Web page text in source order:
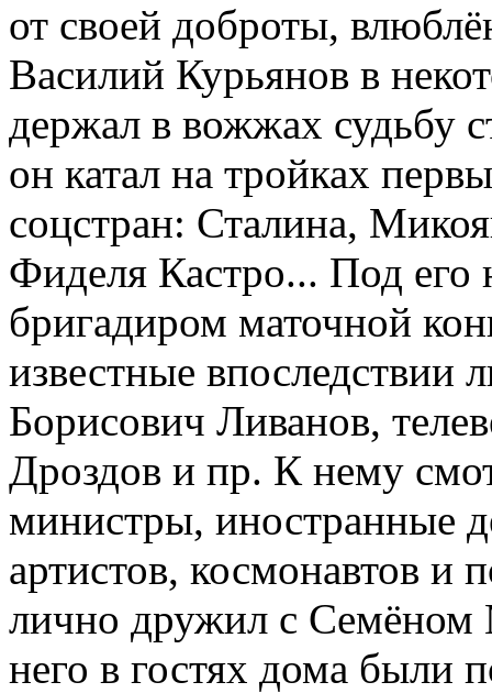
от своей доброты,
Василий Курьянов в
держал в вожжах судьбу
он катал на тройках
соцстран: Сталина,
Фиделя Кастро... Под его
бригадиром маточной
известные впоследствии
Борисович Ливанов,
Дроздов и пр. К нему
министры, иностранные
артистов, космонавтов и
лично дружил с
него в гостях дома были